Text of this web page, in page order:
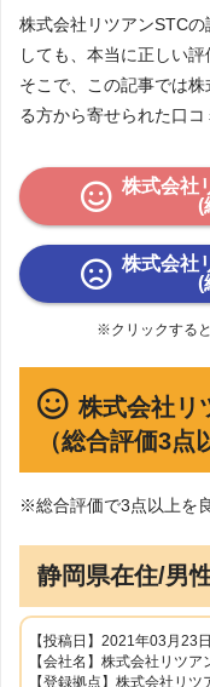
株式会社リツアンSTC
しても、本当に正しい
そこで、この記事では
る方から寄せられた口コ
株式会社
(
株式会社
(
※クリックする
株式会社リ
（総合評価3点
※総合評価で3点以上を
静岡県在住/男
【投稿日】2021年03月23日
【会社名】株式会社リツア
【登録拠点】株式会社リツ